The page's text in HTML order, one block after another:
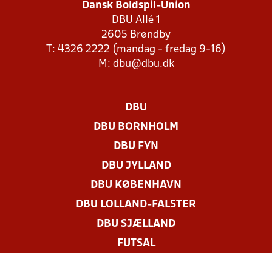
Dansk Boldspil-Union
DBU Allé 1
2605 Brøndby
T: 4326 2222 (mandag - fredag 9-16)
M: dbu@dbu.dk
DBU
DBU BORNHOLM
DBU FYN
DBU JYLLAND
DBU KØBENHAVN
DBU LOLLAND-FALSTER
DBU SJÆLLAND
FUTSAL